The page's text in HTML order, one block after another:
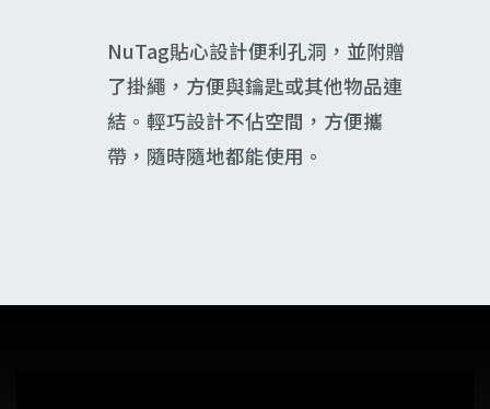
NuTag貼心設計便利孔洞，並附贈
了掛繩，方便與鑰匙或其他物品連
結。輕巧設計不佔空間，方便攜
帶，隨時隨地都能使用。